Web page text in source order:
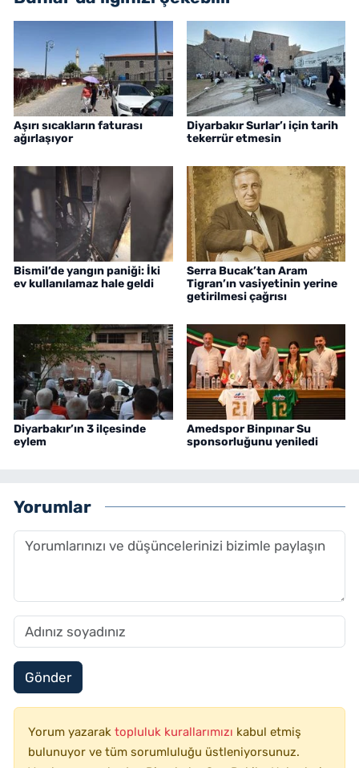
Aşırı sıcakların faturası
ağırlaşıyor
Diyarbakır Surlar’ı için tarih
tekerrür etmesin
Bismil’de yangın paniği: İki
ev kullanılamaz hale geldi
Serra Bucak’tan Aram
Tigran’ın vasiyetinin yerine
getirilmesi çağrısı
Diyarbakır’ın 3 ilçesinde
eylem
Amedspor Binpınar Su
sponsorluğunu yeniledi
Yorumlar
Gönder
Yorum yazarak topluluk kurallarımızı kabul etmiş
bulunuyor ve tüm sorumluluğu üstleniyorsunuz.